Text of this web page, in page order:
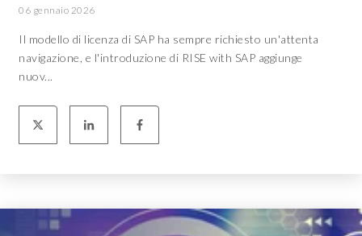
06 gennaio 2026
Il modello di licenza di SAP ha sempre richiesto un'attenta
navigazione, e l'introduzione di RISE with SAP aggiunge
nuov...